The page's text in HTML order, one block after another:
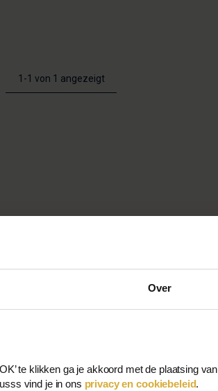
Over
te klikken ga je akkoord met de plaatsing van
vind je in ons privacy en cookiebeleid.
1-1 von 1 angezeigt